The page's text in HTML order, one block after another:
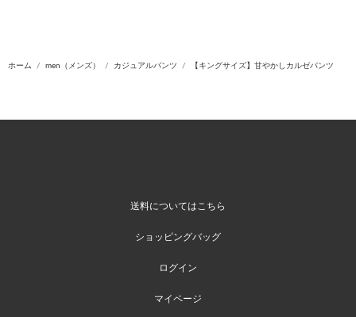
ホーム men（メンズ） カジュアルパンツ 【キングサイズ】甘やかしカルゼパンツ
送料についてはこちら
ショッピングバッグ
ログイン
マイページ